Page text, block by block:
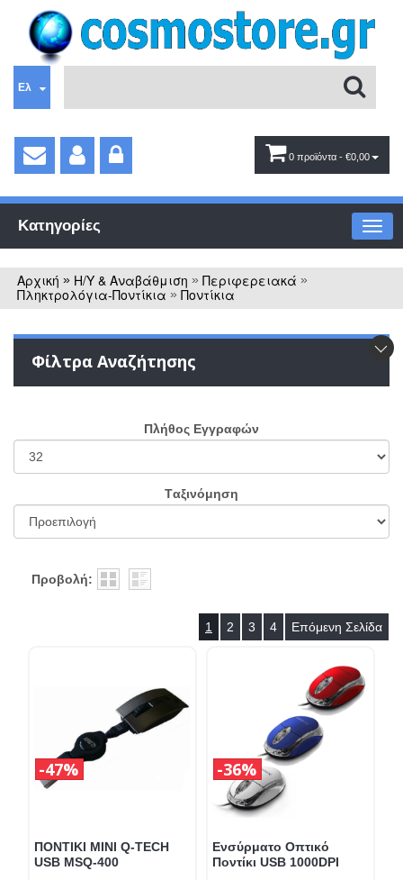
Ελ
0 προϊόντα - €0,00
Κατηγορίες
Αρχική » Η/Υ & Αναβάθμιση » Περιφερειακά »
Πληκτρολόγια-Ποντίκια » Ποντίκια
Φίλτρα Αναζήτησης
Πλήθος Εγγραφών
Tαξινόμηση
Προβολή:
1 2 3 4 Επόμενη Σελίδα
ΠΟΝΤΙΚΙ MINI Q-TECH
USB MSQ-400
47%
Ενσύρματο Οπτικό
Ποντίκι USB 1000DPI
36%